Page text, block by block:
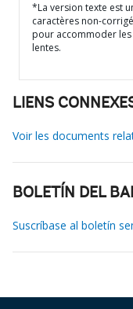
*La version texte est
caractères non-
pour accommoder
lentes.
LIENS
Voir les documents
BOLETÍN DEL
Suscríbase al boletín